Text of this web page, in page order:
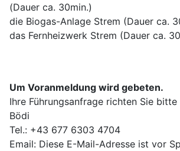
(Dauer ca. 30min.)
die Biogas-Anlage Strem (Dauer ca.
das Fernheizwerk Strem (Dauer ca.
Um Voranmeldung wird gebeten.
Ihre Führungsanfrage richten Sie bitte
Bödi
Tel.: +43 677 6303 4704
Email: Diese E-Mail-Adresse ist vor